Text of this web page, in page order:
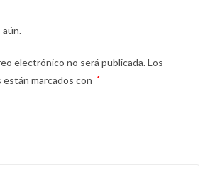
aún.
electrónico no será publicada. Los
marcados con
*